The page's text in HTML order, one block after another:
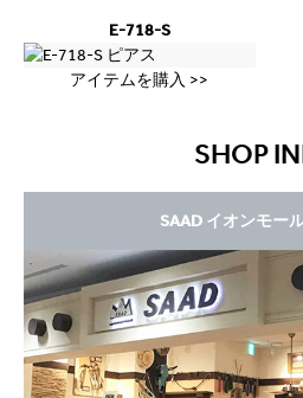
E-718-S
アイテムを購入 >>
SHOP
SAAD イオンモー